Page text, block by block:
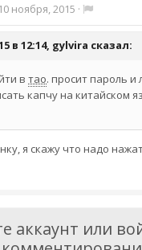
10 ноября, 2015 ·
в 12:14, gylvira сказал:
в тао. просит пароль и
капчу на китайском
я скажу что надо
аккаунт или